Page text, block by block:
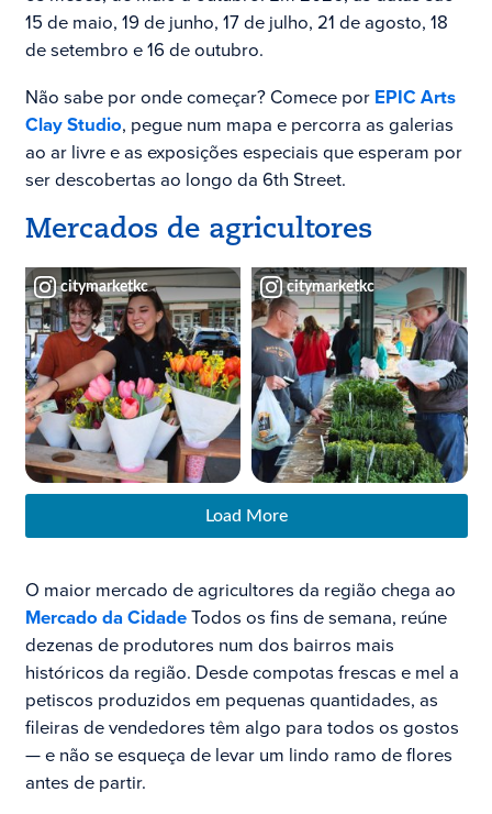
15 de maio, 19 de junho, 17 de julho, 21 de agosto, 18
de setembro e 16 de outubro.
Não sabe por onde começar? Comece por EPIC Arts
Clay Studio, pegue num mapa e percorra as galerias
ao ar livre e as exposições especiais que esperam por
ser descobertas ao longo da 6th Street.
Mercados de agricultores
citymarketkc citymarketkc
Load More
O maior mercado de agricultores da região chega ao
Mercado da CidadeTodos os fins de semana, reúne
dezenas de produtores num dos bairros mais
históricos da região. Desde compotas frescas e mel a
petiscos produzidos em pequenas quantidades, as
fileiras de vendedores têm algo para todos os gostos
— e não se esqueça de levar um lindo ramo de flores
antes de partir.